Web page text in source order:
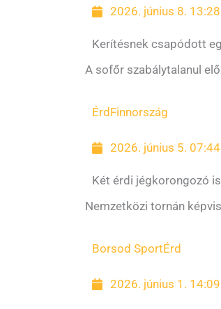
2026. június 8. 13:28
Kerítésnek csapódott
A sofőr szabálytalanul
Érd Finnország
2026. június 5. 07:44
Két érdi jégkorongozó
Nemzetközi tornán
Borsod SportÉrd
2026. június 1. 14:09